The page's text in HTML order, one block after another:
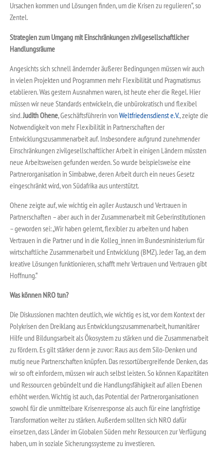
Ursachen kommen und Lösungen finden, um die Krisen zu regulieren“, so
Zentel.
Strategien zum Umgang mit Einschränkungen zivilgesellschaftlicher
Handlungsräume
Angesichts sich schnell ändernder äußerer Bedingungen müssen wir auch
in vielen Projekten und Programmen mehr Flexibilität und Pragmatismus
etablieren. Was gestern Ausnahmen waren, ist heute eher die Regel. Hier
müssen wir neue Standards entwickeln, die unbürokratisch und flexibel
sind.Judith Ohene, Geschäftsführerin vonWeltfriedensdienst e.V., zeigte die
Notwendigkeit von mehr Flexibilität in Partnerschaften der
Entwicklungszusammenarbeit auf. Insbesondere aufgrund zunehmender
Einschränkungen zivilgesellschaftlicher Arbeit in einigen Ländern müssten
neue Arbeitsweisen gefunden werden. So wurde beispielsweise eine
Partnerorganisation in Simbabwe, deren Arbeit durch ein neues Gesetz
eingeschränkt wird, von Südafrika aus unterstützt.
Ohene zeigte auf, wie wichtig ein agiler Austausch und Vertrauen in
Partnerschaften – aber auch in der Zusammenarbeit mit Geberinstitutionen
– geworden sei: „Wir haben gelernt, flexibler zu arbeiten und haben
Vertrauen in die Partner und in die Kolleg_innen im Bundesministerium für
wirtschaftliche Zusammenarbeit und Entwicklung (BMZ). Jeder Tag, an dem
kreative Lösungen funktionieren, schafft mehr Vertrauen und Vertrauen gibt
Hoffnung.“
Was können NRO tun?
Die Diskussionen machten deutlich, wie wichtig es ist, vor dem Kontext der
Polykrisen den Dreiklang aus Entwicklungszusammenarbeit, humanitärer
Hilfe und Bildungsarbeit als Ökosystem zu stärken und die Zusammenarbeit
zu fördern. Es gilt stärker denn je zuvor: Raus aus dem Silo-Denken und
mutig neue Partnerschaften knüpfen. Das ressortübergreifende Denken, das
wir so oft einfordern, müssen wir auch selbst leisten. So können Kapazitäten
und Ressourcen gebündelt und die Handlungsfähigkeit auf allen Ebenen
erhöht werden. Wichtig ist auch, das Potential der Partnerorganisationen
sowohl für die unmittelbare Krisenresponse als auch für eine langfristige
Transformation weiter zu stärken. Außerdem sollten sich NRO dafür
einsetzen, dass Länder im Globalen Süden mehr Ressourcen zur Verfügung
haben, um in soziale Sicherungssysteme zu investieren.